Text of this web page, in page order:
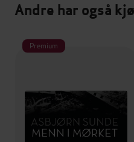
Andre har også
Premium